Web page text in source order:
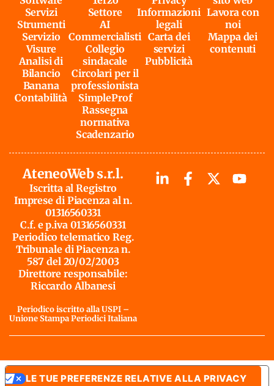
Servizi
Strumenti
Servizio
Visure
Analisi di
Bilancio
Banana
Contabilità
Settore
AI
Commercialisti
Collegio
sindacale
Circolari per il
professionista
SimpleProf
Rassegna
normativa
Scadenzario
Informazioni
legali
Carta dei
servizi
Pubblicità
Lavora con
noi
Mappa dei
contenuti
AteneoWeb s.r.l.
Iscritta al Registro
Imprese di Piacenza al n.
01316560331
C.f. e p.iva 01316560331
Periodico telematico Reg.
Tribunale di Piacenza n.
587 del 20/02/2003
Direttore responsabile:
Riccardo Albanesi
Periodico iscritto alla USPI –
Unione Stampa Periodici Italiana
LE TUE PREFERENZE RELATIVE ALLA PRIVACY